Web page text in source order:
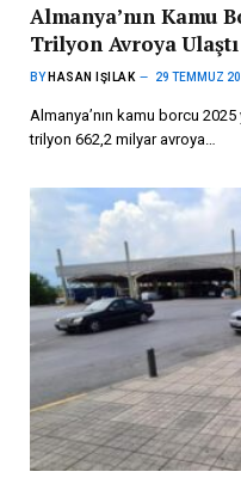
Almanya’nın Kamu
Trilyon Avroya Ulaştı
BY HASAN IŞILAK 29 TEMMUZ
Almanya’nın kamu borcu
trilyon 662,2 milyar avroya…